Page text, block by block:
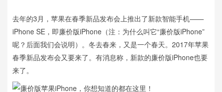
去年的3月，苹果在春季新品发布会上推出了新款智能手机——
iPhone SE，即廉价版iPhone（注：为什么叫它“廉价版iPhone”
呢？后面我们会说明）。冬去春来，又是一个春天。2017年苹果
春季新品发布会又要来了。有消息称，新款的廉价版iPhone也要
来了。